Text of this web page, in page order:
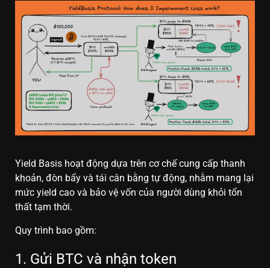
Yield Basis hoạt động dựa trên cơ chế cung cấp thanh
khoản, đòn bẩy và tái cân bằng tự động, nhằm mang lại
mức yield cao và bảo vệ vốn của người dùng khỏi tổn
thất tạm thời.
Quy trình bao gồm:
1. Gửi BTC và nhận token